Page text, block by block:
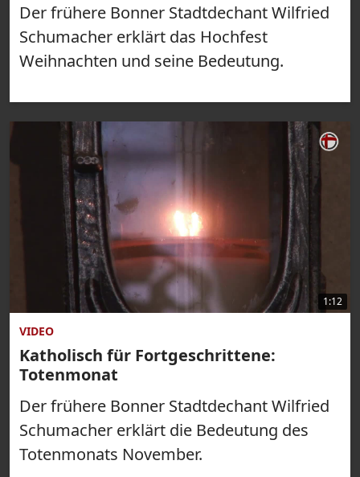
Der frühere Bonner Stadtdechant Wilfried
Schumacher erklärt das Hochfest
Weihnachten und seine Bedeutung.
1:12
VIDEO
Katholisch für Fortgeschrittene:
Totenmonat
Der frühere Bonner Stadtdechant Wilfried
Schumacher erklärt die Bedeutung des
Totenmonats November.